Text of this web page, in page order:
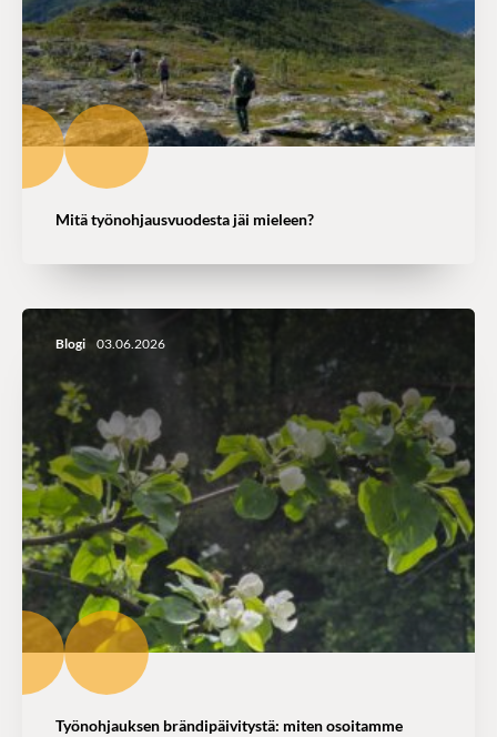
Mitä työnohjausvuodesta jäi mieleen?
Blogi 03.06.2026
Työnohjauksen brändipäivitystä: miten osoitamme